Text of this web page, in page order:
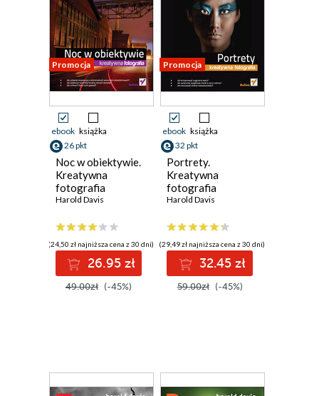
Promocja
ebook książka
26 pkt
Noc w obiektywie.
Kreatywna
fotografia
Harold Davis
(24,50 zł najniższa cena z 30 dni)
26.95 zł
49.00zł (-45%)
Promocja
ebook książka
32 pkt
Portrety.
Kreatywna
fotografia
Harold Davis
(29,49 zł najniższa cena z 30 dni)
32.45 zł
59.00zł (-45%)